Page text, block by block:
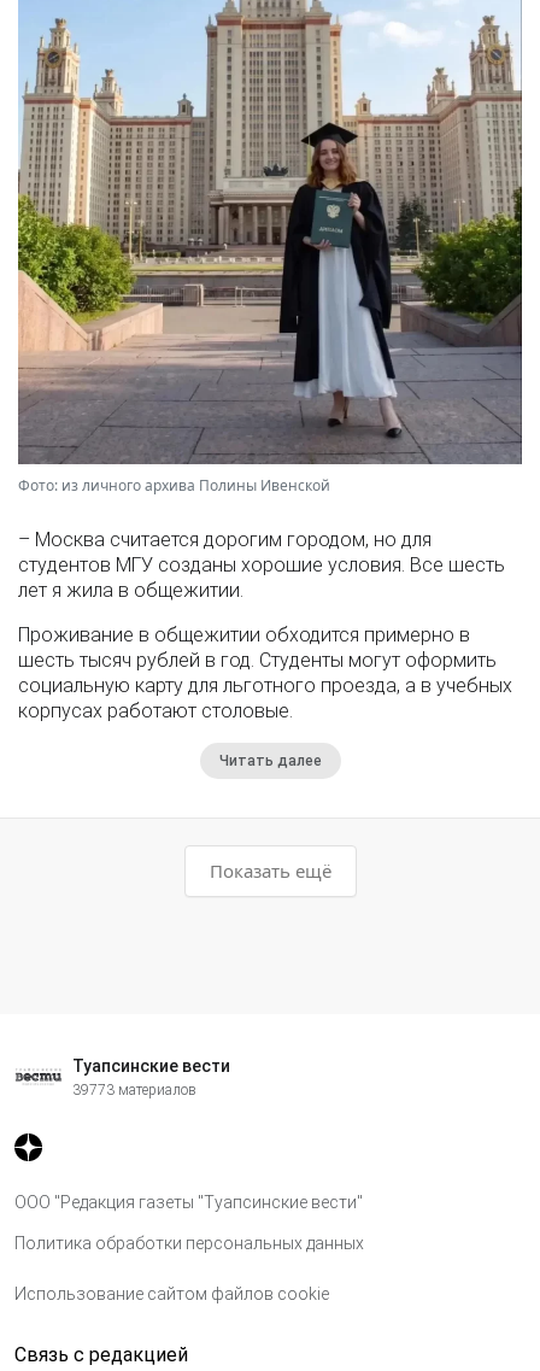
Фото: из личного архива Полины Ивенской
– Москва считается дорогим городом, но для
студентов МГУ созданы хорошие условия. Все шесть
лет я жила в общежитии.
Проживание в общежитии обходится примерно в
шесть тысяч рублей в год. Студенты могут оформить
социальную карту для льготного проезда, а в учебных
корпусах работают столовые.
Читать далее
Показать ещё
Туапсинские вести
39773 материалов
ООО "Редакция газеты "Туапсинские вести"
Политика обработки персональных данных
Использование сайтом файлов cookie
Связь с редакцией